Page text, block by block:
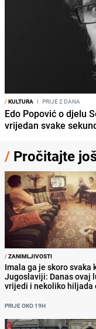
/KULTURA I PRIJE 2 DANA
Edo Popović o djelu
vrijedan svake
/ Pročitajte
/ZANIMLJIVOSTI
Imala ga je skoro svaka
Jugoslaviji: Danas ovaj
vrijedi i nekoliko hiljada
PRIJE OKO 19H